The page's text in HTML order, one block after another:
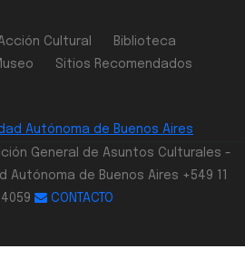
Cultural
Biblioteca
Sitios Recomendados
General de Asuntos Culturales -
Autónoma de Buenos Aires +549 11
CONTACTO